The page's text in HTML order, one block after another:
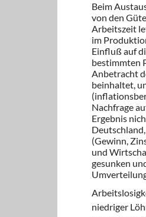
Beim
von den
Arbeitszeit
im
Einfluß auf
bestimmten
Anbetracht
beinhaltet,
Nachfrage
Ergebnis
(Gewinn,
und
gesunken
niedriger